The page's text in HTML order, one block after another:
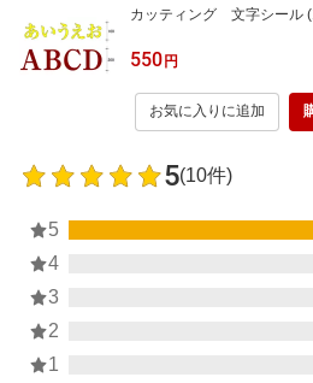
カッティング 文字シール
550円
お気に入りに追加
5(10件)
5
4
3
2
1